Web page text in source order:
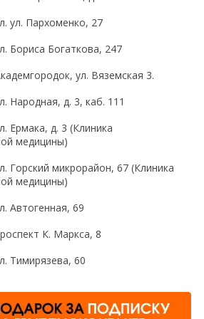
ул. Пархоменко, 27
Бориса Богаткова, 247
ул. Вяземская 3.
Народная, д. 3, каб. 111
Ермака, д. 3 (Клиника
медицины)
Горский микрорайон, 67 (Клиника
медицины)
Автогенная, 69
К. Маркса, 8
Тимирязева, 60